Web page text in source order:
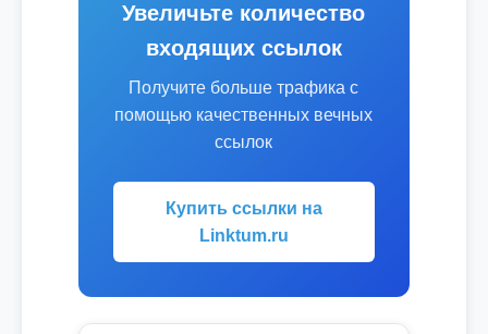
Увеличьте количество
входящих ссылок
Получите больше трафика с
помощью качественных вечных
ссылок
Купить ссылки на
Linktum.ru